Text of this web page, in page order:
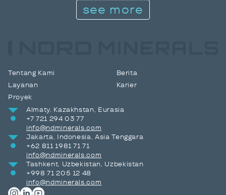
see more
Tentang Kami
Layanan
Proyek
Berita
Karier
Almaty, Kazakhstan, Eurasia
+7 721 294 03 77
info@ndminerals.com
Jakarta, Indonesia, Asia Tenggara
+62 811 1981 71 71
info@ndminerals.com
Tashkent, Uzbekistan, Uzbekistan
+998 71 205 12 48
info@ndminerals.com